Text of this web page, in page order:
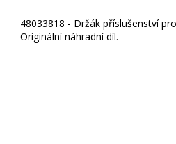
48033818 - Držák příslušenství
Originální náhradní díl.